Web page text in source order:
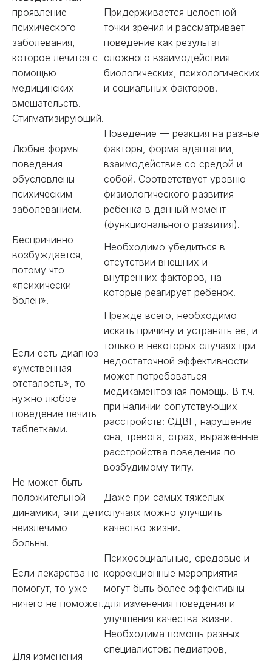
проявление
психического
заболевания,
которое лечится с
помощью
медицинских
вмешательств.
Стигматизирующий.
Придерживается целостной
точки зрения и рассматривает
поведение как результат
сложного взаимодействия
биологических, психологических
и социальных факторов.
Любые формы
поведения
обусловлены
психическим
заболеванием.
Поведение — реакция на разные
факторы, форма адаптации,
взаимодействие со средой и
собой. Соответствует уровню
физиологического развития
ребёнка в данный момент
(функционального развития).
Беспричинно
возбуждается,
потому что
«психически
болен».
Необходимо убедиться в
отсутствии внешних и
внутренних факторов, на
которые реагирует ребёнок.
Если есть диагноз
«умственная
отсталость», то
нужно любое
поведение лечить
таблетками.
Прежде всего, необходимо
искать причину и устранять её, и
только в некоторых случаях при
недостаточной эффективности
может потребоваться
медикаментозная помощь. В т.ч.
при наличии сопутствующих
расстройств: СДВГ, нарушение
сна, тревога, страх, выраженные
расстройства поведения по
возбудимому типу.
Не может быть
положительной
динамики, эти дети
неизлечимо
больны.
Даже при самых тяжёлых
случаях можно улучшить
качество жизни.
Если лекарства не
помогут, то уже
ничего не поможет.
Психосоциальные, средовые и
коррекционные мероприятия
могут быть более эффективны
для изменения поведения и
улучшения качества жизни.
Для изменения
Необходима помощь разных
специалистов: педиатров,